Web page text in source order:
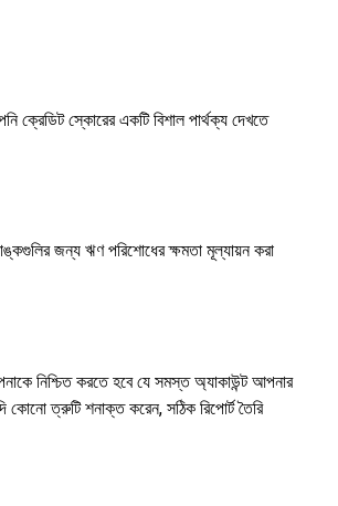
ক্রেডিট স্কোরের একটি বিশাল পার্থক্য দেখতে
জন্য ঋণ পরিশোধের ক্ষমতা মূল্যায়ন করা
নিশ্চিত করতে হবে যে সমস্ত অ্যাকাউন্ট আপনার
ত্রুটি শনাক্ত করেন, সঠিক রিপোর্ট তৈরি